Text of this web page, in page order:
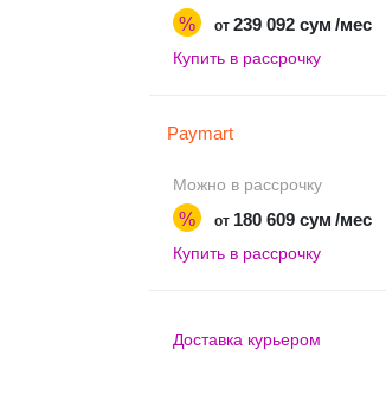
% от 239 092 сум /мес
Купить в рассрочку
Paymart
Можно в рассрочку
% от 180 609 сум /мес
Купить в рассрочку
Доставка курьером